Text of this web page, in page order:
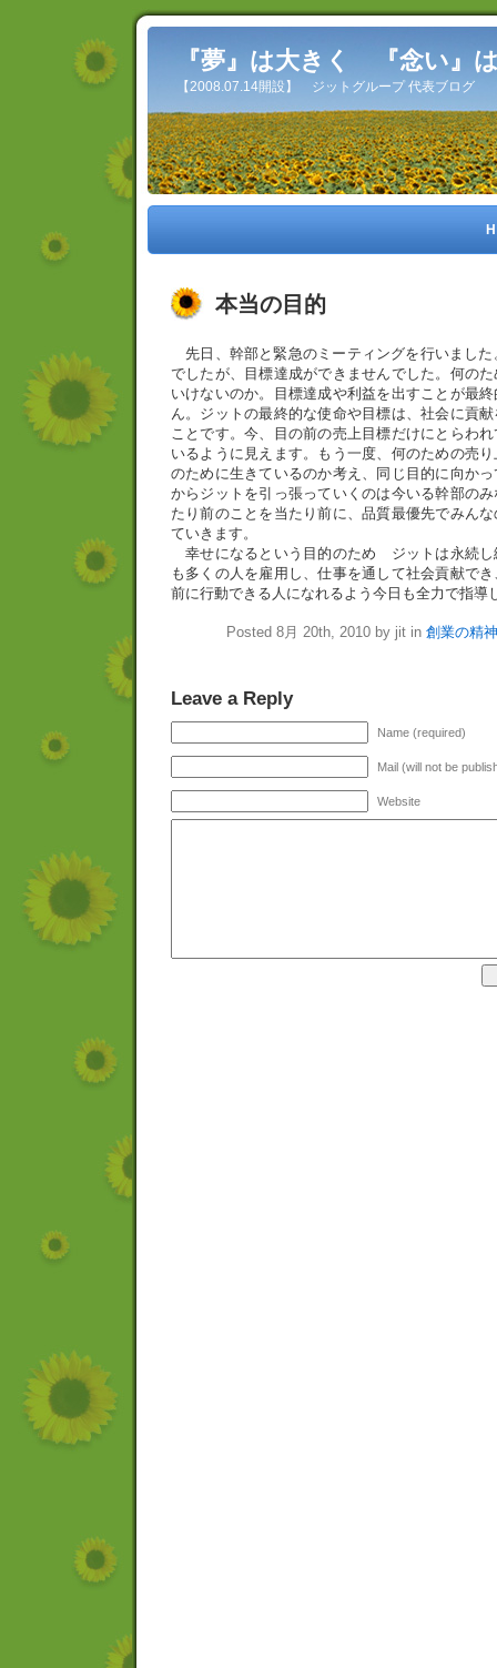
『夢』は大きく 『念い』
【2008.07.14開設】 ジットグループ 代表ブログ
本当の目的
先日、幹部と緊急のミーティングを行いまし
でしたが、目標達成ができませんでした。何の
いけないのか。目標達成や利益を出すことが最
ん。ジットの最終的な使命や目標は、社会に貢
ことです。今、目の前の売上目標だけにとらわ
いるように見えます。もう一度、何のための売
のために生きているのか考え、同じ目的に向か
からジットを引っ張っていくのは今いる幹部の
たり前のことを当たり前に、品質最優先でみん
ていきます。
幸せになるという目的のため ジットは永続し
も多くの人を雇用し、仕事を通して社会貢献で
前に行動できる人になれるよう今日も全力で指導
Posted 8月 20th, 2010 by jit in 創業の精神
Leave a Reply
Name (required)
Mail (will not be
Website